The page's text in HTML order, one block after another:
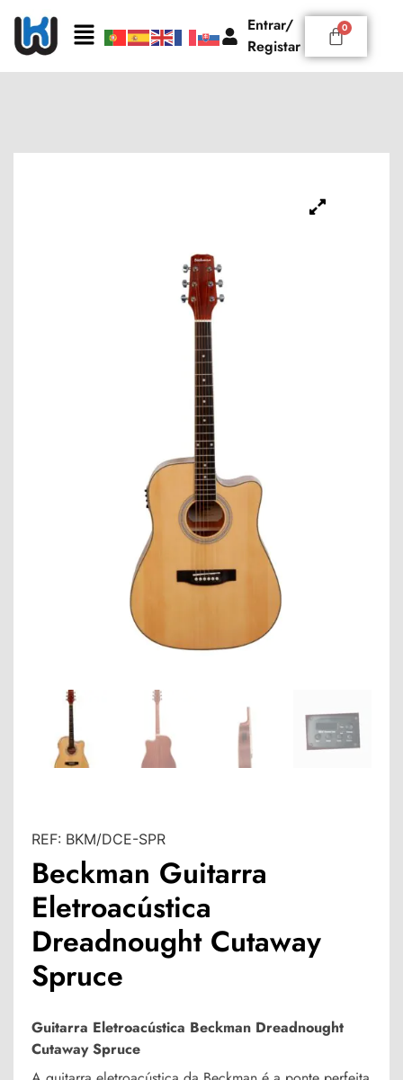
Entrar/
Registar
REF: BKM/DCE-SPR
Beckman Guitarra
Eletroacústica
Dreadnought Cutaway
Spruce
Guitarra Eletroacústica Beckman Dreadnought
Cutaway Spruce